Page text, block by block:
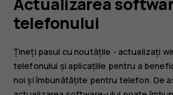
Nokia
8.1
telefonului
Țineți pasul cu noutățile - actualizați
telefonului și aplicațiile pentru a
noi și îmbunătățite pentru telefon. De